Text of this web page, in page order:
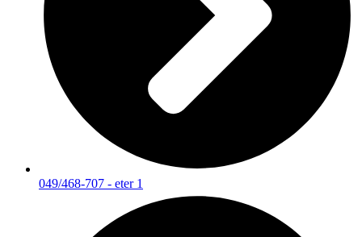
049/468-707 - eter 1